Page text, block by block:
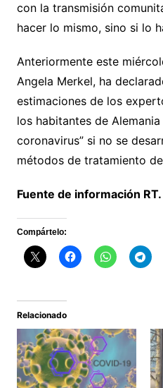
con la transmisión
hacer lo mismo, sino si lo
Anteriormente este
Angela Merkel, ha
estimaciones de los
los habitantes de
coronavirus” si no se
métodos de tratamiento
Fuente de información RT.
Compártelo:
Relacionado